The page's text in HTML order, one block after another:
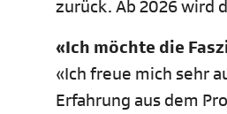
zurück. Ab 2026 wird
«Ich möchte die
«Ich freue mich sehr
Erfahrung aus dem